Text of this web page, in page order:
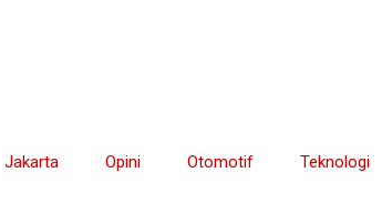
Jakarta Opini Otomotif Teknologi